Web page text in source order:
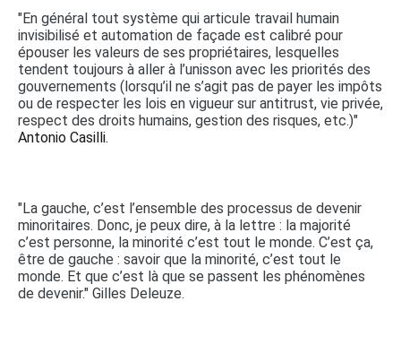
"En général tout système qui articule travail humain
invisibilisé et automation de façade est calibré pour
épouser les valeurs de ses propriétaires, lesquelles
tendent toujours à aller à l’unisson avec les priorités des
gouvernements (lorsqu’il ne s’agit pas de payer les impôts
ou de respecter les lois en vigueur sur antitrust, vie privée,
respect des droits humains, gestion des risques, etc.)"
Antonio Casilli.
"La gauche, c’est l’ensemble des processus de devenir
minoritaires. Donc, je peux dire, à la lettre : la majorité
c’est personne, la minorité c’est tout le monde. C’est ça,
être de gauche : savoir que la minorité, c’est tout le
monde. Et que c’est là que se passent les phénomènes
de devenir." Gilles Deleuze.